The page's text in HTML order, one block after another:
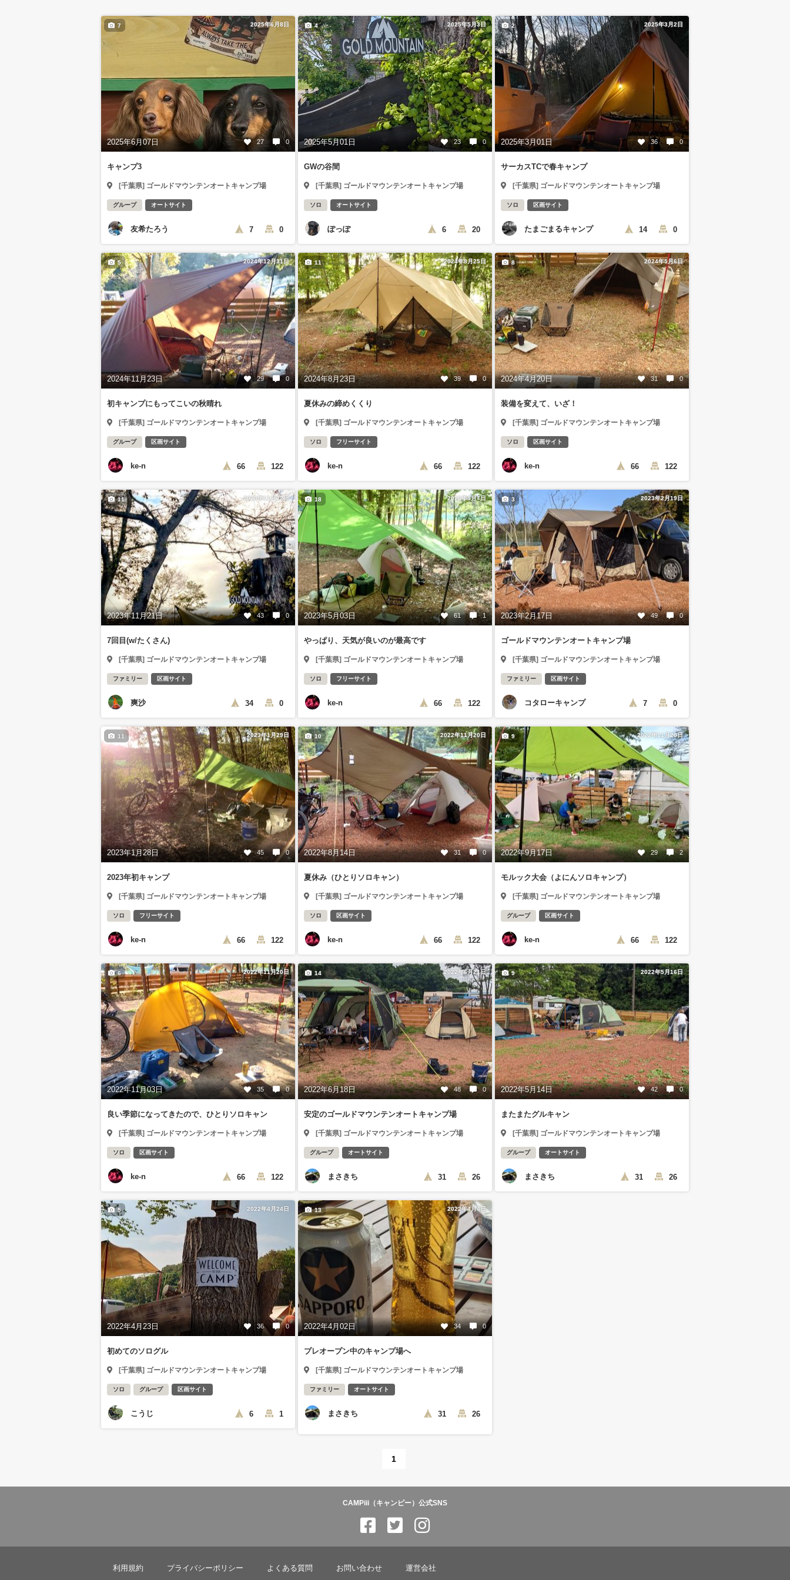
2025年6月8日
2025年6月07日 27 0
7
キャンプ3
[千葉県] ゴールドマウンテンオートキャンプ場
グループ オートサイト
友希たろう 7 0
2025年5月3日
2025年5月01日 23 0
4
GWの谷間
[千葉県] ゴールドマウンテンオートキャンプ場
ソロ オートサイト
ぽっぽ 6 20
2025年3月2日
2025年3月01日 36 0
2
サーカスTCで春キャンプ
[千葉県] ゴールドマウンテンオートキャンプ場
ソロ 区画サイト
たまごまるキャンプ 14 0
2024年12月31日
2024年11月23日 29 0
5
初キャンプにもってこいの秋晴れ
[千葉県] ゴールドマウンテンオートキャンプ場
グループ 区画サイト
ke-n 66 122
2024年8月25日
2024年8月23日 39 0
11
夏休みの締めくくり
[千葉県] ゴールドマウンテンオートキャンプ場
ソロ フリーサイト
ke-n 66 122
2024年5月6日
2024年4月20日 31 0
8
装備を変えて、いざ！
[千葉県] ゴールドマウンテンオートキャンプ場
ソロ 区画サイト
ke-n 66 122
2023年11月22日
2023年11月21日 43 0
11
7回目(w/たくさん)
[千葉県] ゴールドマウンテンオートキャンプ場
ファミリー 区画サイト
爽沙 34 0
2023年5月7日
2023年5月03日 61 1
18
やっぱり、天気が良いのが最高です
[千葉県] ゴールドマウンテンオートキャンプ場
ソロ フリーサイト
ke-n 66 122
2023年2月19日
2023年2月17日 49 0
3
ゴールドマウンテンオートキャンプ場
[千葉県] ゴールドマウンテンオートキャンプ場
ファミリー 区画サイト
コタローキャンプ 7 0
2023年1月29日
2023年1月28日 45 0
11
2023年初キャンプ
[千葉県] ゴールドマウンテンオートキャンプ場
ソロ フリーサイト
ke-n 66 122
2022年11月20日
2022年8月14日 31 0
10
夏休み（ひとりソロキャン）
[千葉県] ゴールドマウンテンオートキャンプ場
ソロ 区画サイト
ke-n 66 122
2022年11月20日
2022年9月17日 29 2
9
モルック大会（よにんソロキャンプ）
[千葉県] ゴールドマウンテンオートキャンプ場
グループ 区画サイト
ke-n 66 122
2022年11月20日
2022年11月03日 35 0
6
良い季節になってきたので、ひとりソロキャン
[千葉県] ゴールドマウンテンオートキャンプ場
ソロ 区画サイト
ke-n 66 122
2022年6月21日
2022年6月18日 48 0
14
安定のゴールドマウンテンオートキャンプ場
[千葉県] ゴールドマウンテンオートキャンプ場
グループ オートサイト
まさきち 31 26
2022年5月16日
2022年5月14日 42 0
9
またまたグルキャン
[千葉県] ゴールドマウンテンオートキャンプ場
グループ オートサイト
まさきち 31 26
2022年4月24日
2022年4月23日 36 0
5
初めてのソログル
[千葉県] ゴールドマウンテンオートキャンプ場
ソロ グループ 区画サイト
こうじ 6 1
2022年4月4日
2022年4月02日 34 0
13
プレオープン中のキャンプ場へ
[千葉県] ゴールドマウンテンオートキャンプ場
ファミリー オートサイト
まさきち 31 26
1
CAMPiii（キャンピー）公式SNS
利用規約 プライバシーポリシー よくある質問 お問い合わせ 運営会社